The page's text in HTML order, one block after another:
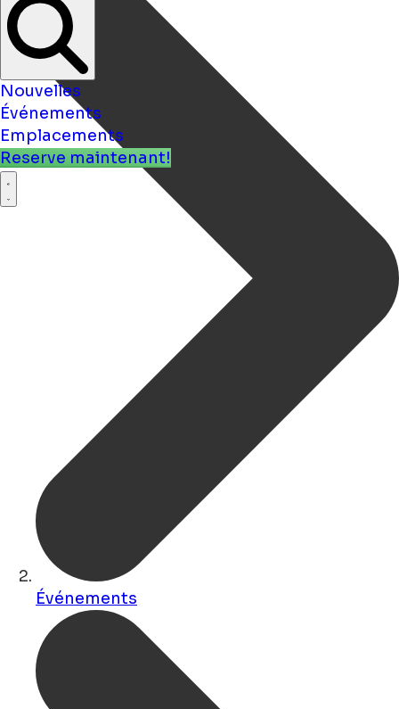
Nouvelles
Événements
Emplacements
Reserve maintenant!
Événements